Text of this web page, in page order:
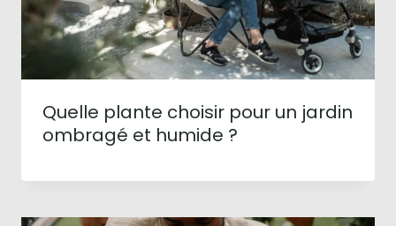
Quelle plante choisir pour un jardin
ombragé et humide ?